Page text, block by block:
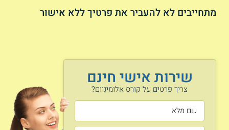
במיומנויות העבודה בתעשייה. כמו כן, תכנית זו כוללת הכשרה
הגנה על ציפויים וצבע
אביזרים וחומרי איטום רשתות ותריסים
שירות אישי חינם
צריך פרטים על קורס אלומיניום?
מתחייבים לא להעביר את פרטיך ללא אישור